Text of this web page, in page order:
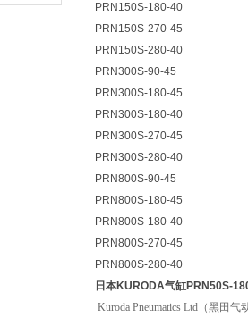
PRN150S-180-40
PRN150S-270-45
PRN150S-280-40
PRN300S-90-45
PRN300S-180-45
PRN300S-180-40
PRN300S-270-45
PRN300S-280-40
PRN800S-90-45
PRN800S-180-45
PRN800S-180-40
PRN800S-270-45
PRN800S-280-40
日本KURODA气缸PRN50S-
Kuroda Pneumatics Ltd（黑田